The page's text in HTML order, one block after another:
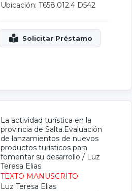
Ubicación: T658.012.4 D542
La actividad turística en la
provincia de Salta.Evaluación
de lanzamientos de nuevos
productos turísticos para
fomentar su desarrollo / Luz
Teresa Elias
TEXTO MANUSCRITO
Luz Teresa Elias